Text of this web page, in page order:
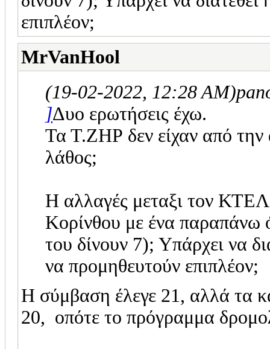
επιπλέον;
MrVanHool
(19-02-2022, 12:28 AM)
]Δυο ερωτήσεις έχω.
Τα Τ.ΖΗΡ δεν είχαν από
λάθος;
Η αλλαγές μεταξι τον
Κορίνθου με ένα παραπάνω
του δίνουν 7); Υπάρχει να
να προμηθευτούν επιπλέον;
Η σύμβαση έλεγε 21, αλλά τα
20, οπότε το πρόγραμμα